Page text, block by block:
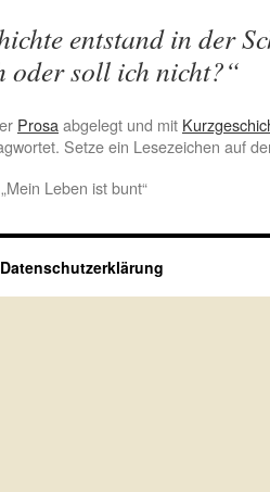
entstand in der
oder soll ich nicht?“
Prosa abgelegt und mit
Setze ein Lesezeichen auf
Leben ist bunt“
Datenschutzerklärung